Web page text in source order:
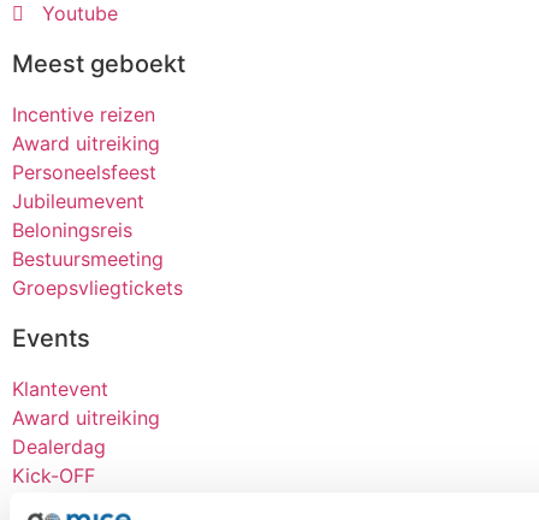
Youtube
Meest geboekt
Incentive reizen
Award uitreiking
Personeelsfeest
Jubileumevent
Beloningsreis
Bestuursmeeting
Groepsvliegtickets
Events
Klantevent
Award uitreiking
Dealerdag
Kick-OFF